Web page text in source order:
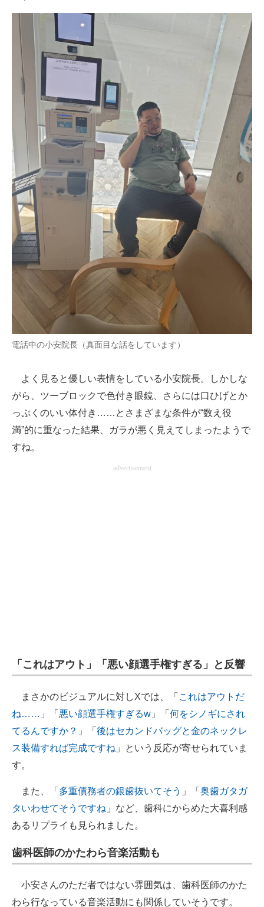
電話中の小安院長（真面目な話をしています）
よく見ると優しい表情をしている小安院長。しかしな
がら、ツーブロックで色付き眼鏡、さらには口ひげとか
っぷくのいい体付き……とさまざまな条件が“数え役
満”的に重なった結果、ガラが悪く見えてしまったようで
すね。
advertisement
「これはアウト」「悪い顔選手権すぎる」と反響
まさかのビジュアルに対しXでは、「 これはアウトだ
ね…… 」「 悪い顔選手権すぎるw 」「 何をシノギにされ
てるんですか？ 」「 後はセカンドバッグと金のネックレ
ス装備すれば完成ですね 」という反応が寄せられていま
す。
また、「 多重債務者の銀歯抜いてそう 」「 奥歯ガタガ
タいわせてそうですね 」など、歯科にからめた大喜利感
あるリプライも見られました。
歯科医師のかたわら音楽活動も
小安さんのただ者ではない雰囲気は、歯科医師のかた
わら行なっている音楽活動にも関係していそうです。